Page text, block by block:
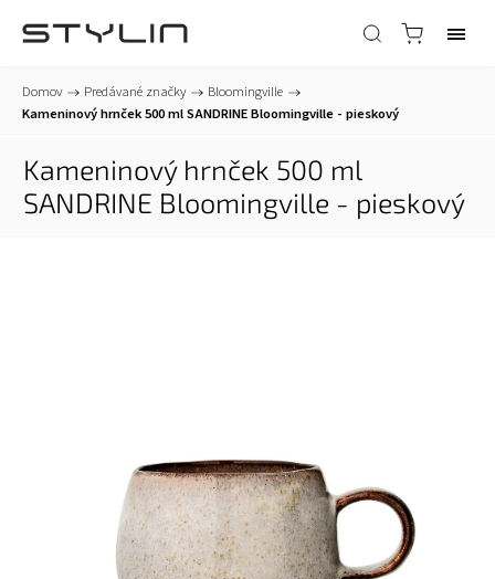
Domov / Predávané značky / Bloomingville /
Kameninový hrnček 500 ml SANDRINE Bloomingville - pieskový
Kameninový hrnček 500 ml
SANDRINE Bloomingville - pieskový